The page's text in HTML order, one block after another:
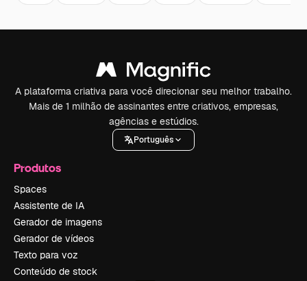
A plataforma criativa para você direcionar seu melhor trabalho.
Mais de 1 milhão de assinantes entre criativos, empresas,
agências e estúdios.
Português
Produtos
Spaces
Assistente de IA
Gerador de imagens
Gerador de vídeos
Texto para voz
Conteúdo de stock